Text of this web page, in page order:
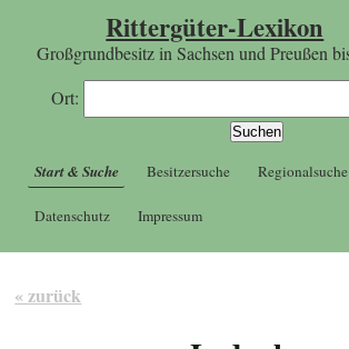
Rittergüter-Lexikon
Großgrundbesitz in Sachsen und Preußen
Ort:
Start & Suche Besitzersuche Regionalsuche
Datenschutz Impressum
« zurück